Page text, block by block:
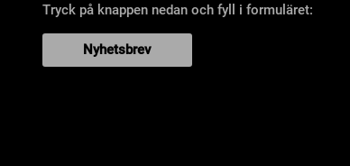
Tryck på knappen nedan och fyll i formuläret:
Nyhetsbrev